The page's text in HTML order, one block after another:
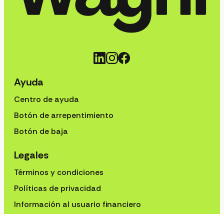
Ayuda
Centro de ayuda
Botón de arrepentimiento
Botón de baja
Legales
Términos y condiciones
Políticas de privacidad
Información al usuario financiero